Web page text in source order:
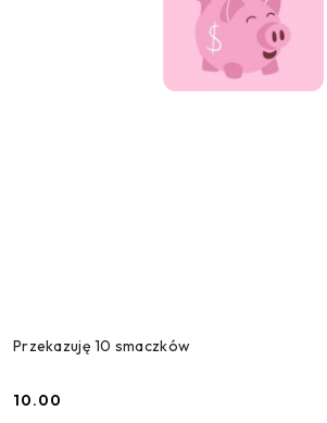
Przekazuję 10 smaczków
Cena:
10.00